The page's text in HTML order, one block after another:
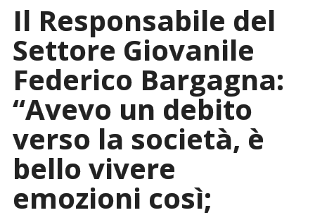
Il Responsabile del
Settore Giovanile
Federico Bargagna:
“Avevo un debito
verso la società, è
bello vivere
emozioni così;